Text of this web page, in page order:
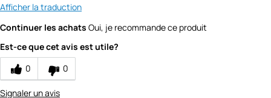
Afficher la traduction
Continuer les achats Oui, je recommande ce produit
Est-ce que cet avis est utile?
0
0
Signaler un avis